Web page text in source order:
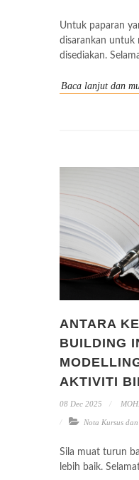
Untuk paparan
disarankan untuk
disediakan.
Baca lanjut dan
ANTARA
BUILDING
AKTIVITI
08 Dec 2025
Nota Kursus
Sila muat turun
lebih baik.